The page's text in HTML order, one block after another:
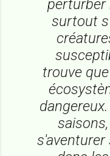
perturber
surtout
trouve